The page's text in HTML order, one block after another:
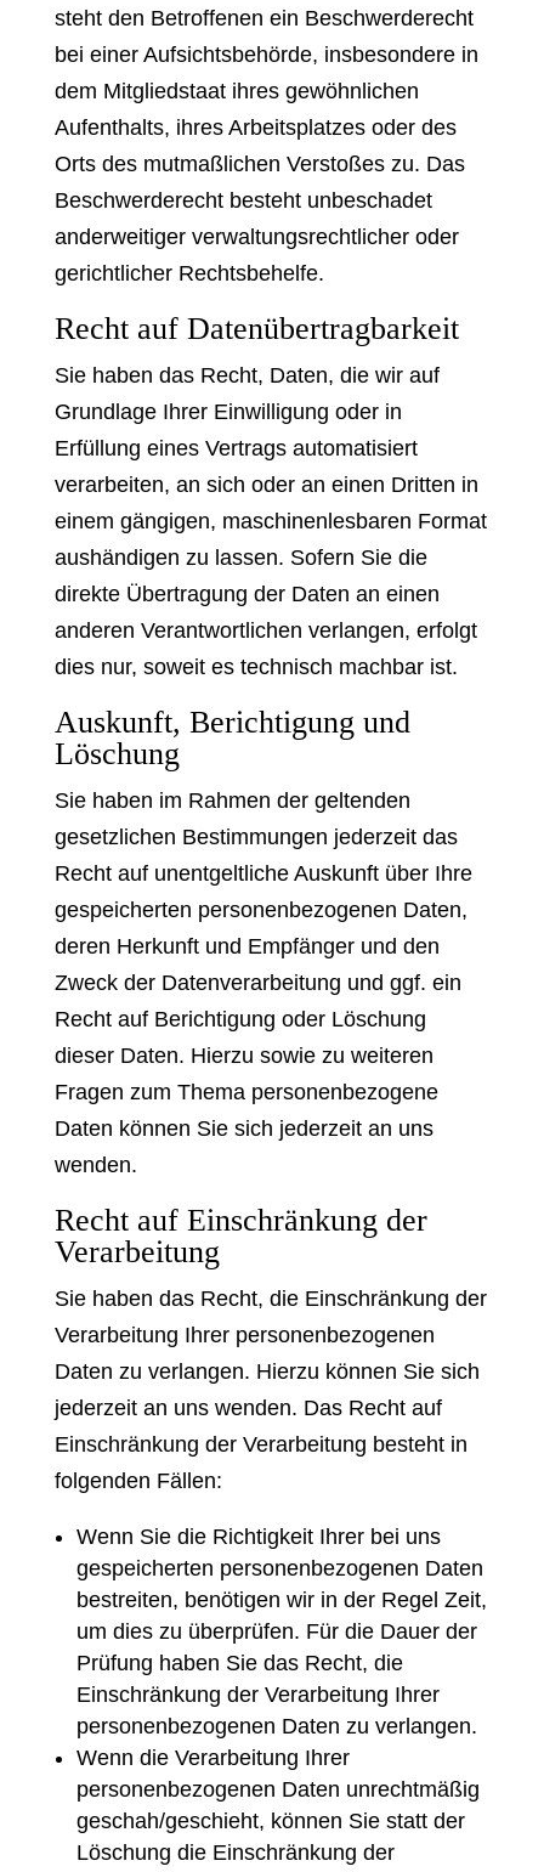
steht den Betroffenen ein Beschwerderecht
bei einer Aufsichtsbehörde, insbesondere in
dem Mitgliedstaat ihres gewöhnlichen
Aufenthalts, ihres Arbeitsplatzes oder des
Orts des mutmaßlichen Verstoßes zu. Das
Beschwerderecht besteht unbeschadet
anderweitiger verwaltungsrechtlicher oder
gerichtlicher Rechtsbehelfe.
Recht auf Daten­übertrag­barkeit
Sie haben das Recht, Daten, die wir auf
Grundlage Ihrer Einwilligung oder in
Erfüllung eines Vertrags automatisiert
verarbeiten, an sich oder an einen Dritten in
einem gängigen, maschinenlesbaren Format
aushändigen zu lassen. Sofern Sie die
direkte Übertragung der Daten an einen
anderen Verantwortlichen verlangen, erfolgt
dies nur, soweit es technisch machbar ist.
Auskunft, Berichtigung und
Löschung
Sie haben im Rahmen der geltenden
gesetzlichen Bestimmungen jederzeit das
Recht auf unentgeltliche Auskunft über Ihre
gespeicherten personenbezogenen Daten,
deren Herkunft und Empfänger und den
Zweck der Datenverarbeitung und ggf. ein
Recht auf Berichtigung oder Löschung
dieser Daten. Hierzu sowie zu weiteren
Fragen zum Thema personenbezogene
Daten können Sie sich jederzeit an uns
wenden.
Recht auf Einschränkung der
Verarbeitung
Sie haben das Recht, die Einschränkung der
Verarbeitung Ihrer personenbezogenen
Daten zu verlangen. Hierzu können Sie sich
jederzeit an uns wenden. Das Recht auf
Einschränkung der Verarbeitung besteht in
folgenden Fällen:
Wenn Sie die Richtigkeit Ihrer bei uns
gespeicherten personenbezogenen Daten
bestreiten, benötigen wir in der Regel Zeit,
um dies zu überprüfen. Für die Dauer der
Prüfung haben Sie das Recht, die
Einschränkung der Verarbeitung Ihrer
personenbezogenen Daten zu verlangen.
Wenn die Verarbeitung Ihrer
personenbezogenen Daten unrechtmäßig
geschah/geschieht, können Sie statt der
Löschung die Einschränkung der